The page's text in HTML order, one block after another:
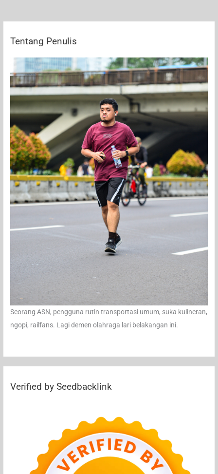
Tentang Penulis
Seorang ASN, pengguna rutin transportasi umum, suka kulineran,
ngopi, railfans. Lagi demen olahraga lari belakangan ini.
Verified by Seedbacklink